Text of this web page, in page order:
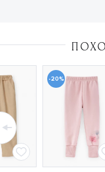
-20%